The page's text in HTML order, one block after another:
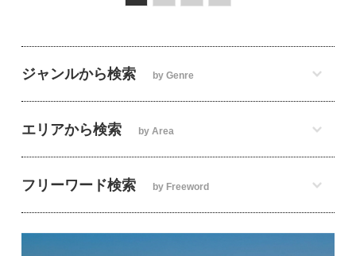
ジャンルから検索 by Genre
エリアから検索 by Area
フリーワード検索 by Freeword